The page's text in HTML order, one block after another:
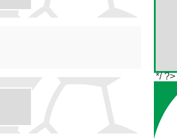
*/ ?>